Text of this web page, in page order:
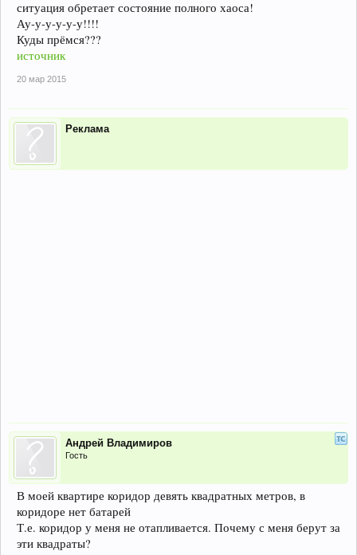
ситуация обретает состояние полного хаоса!
Ау-у-у-у-у-у!!!!
Куды прёмся???
источник
20 мар 2015
Реклама
Андрей Владимиров
Гость
В моей квартире коридор девять квадратных метров, в
коридоре нет батарей
Т.е. коридор у меня не отапливается. Почему с меня берут за
эти квадраты?